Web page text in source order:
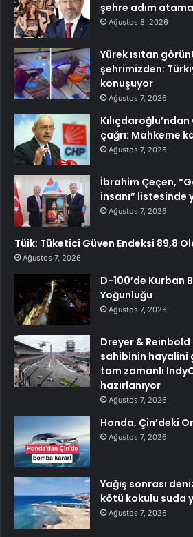
şehre adım
Ağustos 8, 2026
Yürek ısıtan
şehrimizden:
konuşuyor
Ağustos 7, 2026
çağrı: Mahkeme
Ağustos 7, 2026
İbrahim Çeçen,
insanı” listesinde
Ağustos 7, 2026
Tüik: Tüketici Güven Endeksi 89,8
Ağustos 7, 2026
D-100’de Kurban
Yoğunluğu
Ağustos 7, 2026
Dreyer &
sahibinin hayalini
tam zamanlı
hazırlanıyor
Ağustos 7, 2026
Honda, Çin’deki
Ağustos 7, 2026
Yağış sonrası
kötü kokulu suda
Ağustos 7, 2026